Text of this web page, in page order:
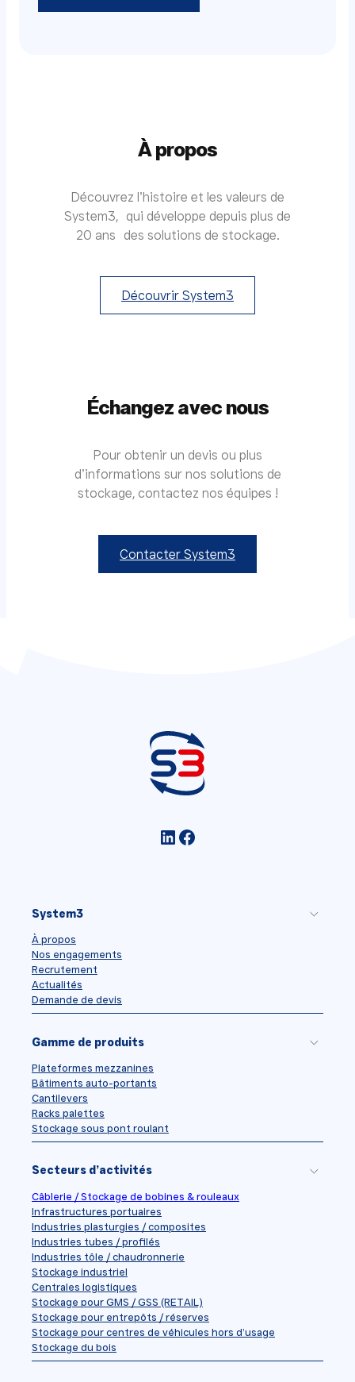
À propos
Découvrez l’histoire et les valeurs de
System3, qui développe depuis plus de
20 ans des solutions de stockage.
Découvrir System3
Échangez avec nous
Pour obtenir un devis ou plus
d’informations sur nos solutions de
stockage, contactez nos équipes !
Contacter System3
LinkedIn
Facebook
System3
À propos
Nos engagements
Recrutement
Actualités
Demande de devis
Gamme de produits
Plateformes mezzanines
Bâtiments auto-portants
Cantilevers
Racks palettes
Stockage sous pont roulant
Secteurs d’activités
Câblerie / Stockage de bobines & rouleaux
Infrastructures portuaires
Industries plasturgies / composites
Industries tubes / profilés
Industries tôle / chaudronnerie
Stockage industriel
Centrales logistiques
Stockage pour GMS / GSS (RETAIL)
Stockage pour entrepôts / réserves
Stockage pour centres de véhicules hors d’usage
Stockage du bois